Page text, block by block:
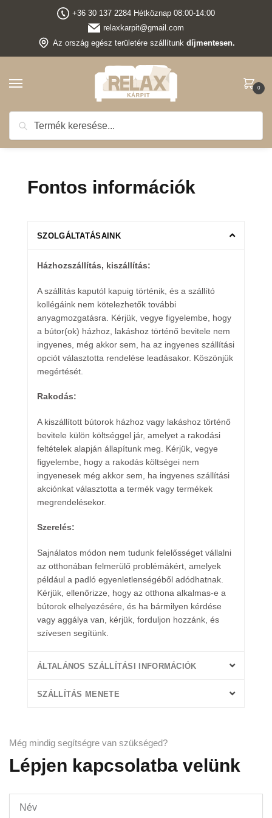
+36 30 137 2284 Hétköznap 08:00-14:00
relaxkarpit@gmail.com
Az ország egész területére szállítunk díjmentesen.
0
Ingyenes kiszállításminden termékünkre, az ország bármely pontjára !
Fontos információk
SZOLGÁLTATÁSAINK
Házhozszállítás, kiszállítás:
A szállítás kaputól kapuig történik, és a szállító
kollégáink nem kötelezhetők további
anyagmozgatásra. Kérjük, vegye figyelembe, hogy
a bútor(ok) házhoz, lakáshoz történő bevitele nem
ingyenes, még akkor sem, ha az ingyenes szállítási
opciót választotta rendelése leadásakor. Köszönjük
megértését.
Rakodás:
A kiszállított bútorok házhoz vagy lakáshoz történő
bevitele külön költséggel jár, amelyet a rakodási
feltételek alapján állapítunk meg. Kérjük, vegye
figyelembe, hogy a rakodás költségei nem
ingyenesek még akkor sem, ha ingyenes szállítási
akciónkat választotta a termék vagy termékek
megrendelésekor.
Szerelés:
Sajnálatos módon nem tudunk felelősséget vállalni
az otthonában felmerülő problémákért, amelyek
például a padló egyenletlenségéből adódhatnak.
Kérjük, ellenőrizze, hogy az otthona alkalmas-e a
bútorok elhelyezésére, és ha bármilyen kérdése
vagy aggálya van, kérjük, forduljon hozzánk, és
szívesen segítünk.
ÁLTALÁNOS SZÁLLÍTÁSI INFORMÁCIÓK
SZÁLLÍTÁS MENETE
Még mindig segítségre van szükséged?
Lépjen kapcsolatba velünk